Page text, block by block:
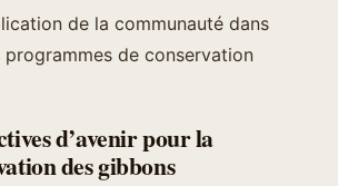
de la communauté dans
programmes de conservation
d’avenir pour la
des gibbons